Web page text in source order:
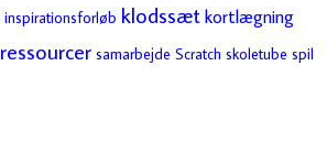
inspirationsforløb klodssætkortlægning
ressourcer samarbejde Scratch skoletube spil